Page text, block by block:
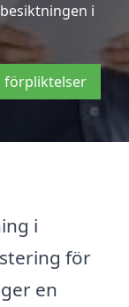
i
förpliktelser
i
för
en